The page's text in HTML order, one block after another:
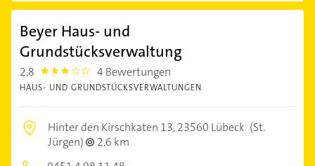
Beyer Haus- und
Grundstücksverwaltung
2,8 2.8 4 Bewertungen
HAUS- UND GRUNDSTÜCKSVERWALTUNGEN
Hinter den Kirschkaten 13,23560 Lübeck (St.
Jürgen)
2,6 km